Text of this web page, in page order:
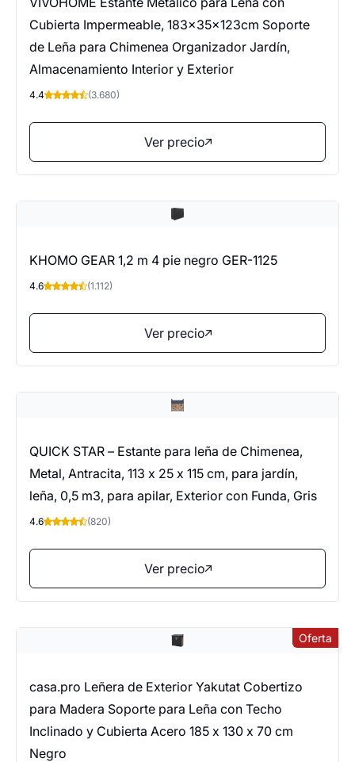
Cubierta Impermeable, 183×35×123cm Soporte
de Leña para Chimenea Organizador Jardín,
Almacenamiento Interior y Exterior
4.4 (3.680)
Ver precio
KHOMO GEAR 1,2 m 4 pie negro GER-1125
4.6 (1.112)
Ver precio
QUICK STAR – Estante para leña de Chimenea,
Metal, Antracita, 113 x 25 x 115 cm, para jardín,
leña, 0,5 m3, para apilar, Exterior con Funda, Gris
4.6 (820)
Ver precio
Oferta
casa.pro Leñera de Exterior Yakutat Cobertizo
para Madera Soporte para Leña con Techo
Inclinado y Cubierta Acero 185 x 130 x 70 cm
Negro